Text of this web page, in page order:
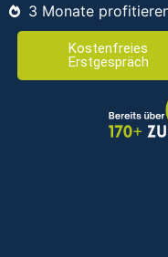
3 Monate
Kostenfreies
Erstgespräch